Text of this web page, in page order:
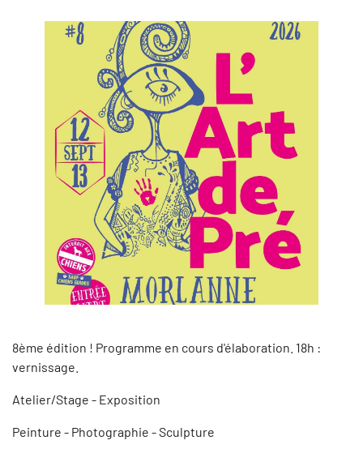
8ème édition ! Programme en cours d'élaboration. 18h :
vernissage.
Atelier/Stage - Exposition
Peinture - Photographie - Sculpture